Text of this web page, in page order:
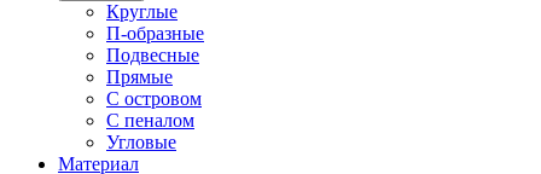
Круглые
П-образные
Подвесные
Прямые
С островом
С пеналом
Угловые
Материал